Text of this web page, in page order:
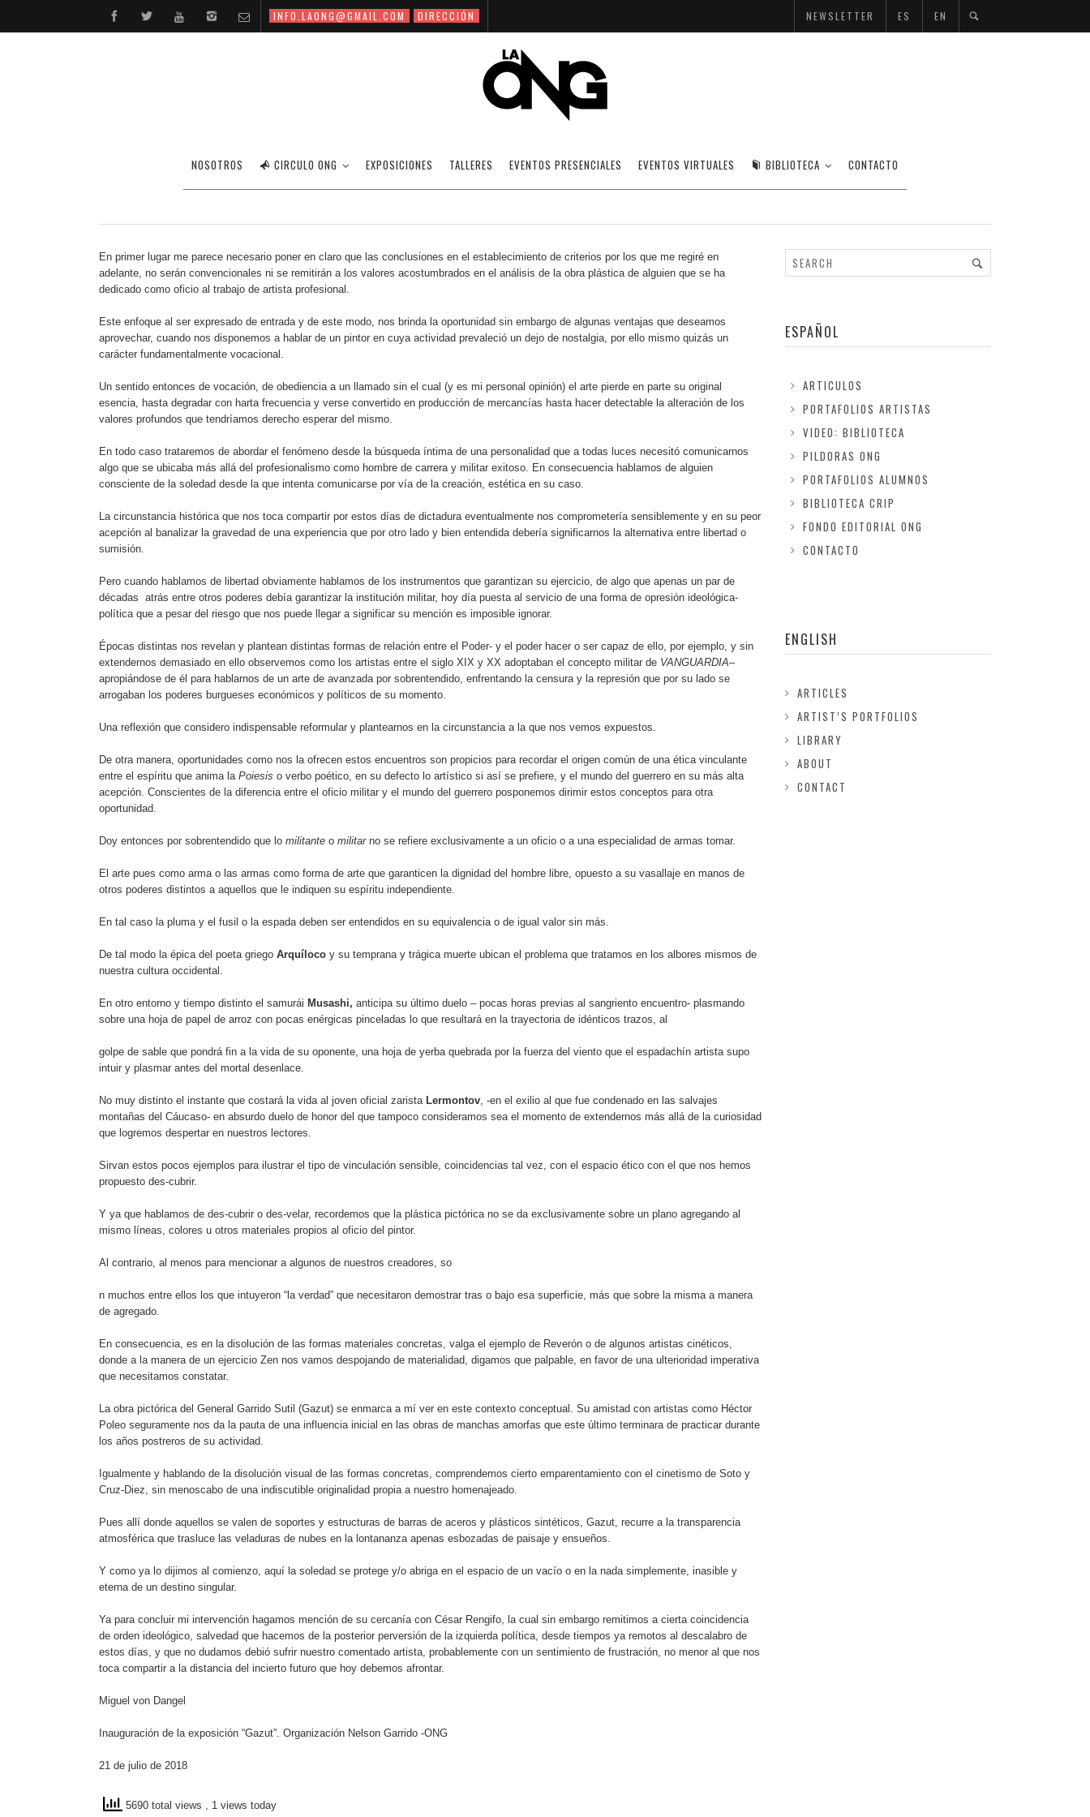
INFO.LAONG@GMAIL.COM DIRECCIÓN NEWSLETTER ES EN
NOSOTROS CIRCULO ONG EXPOSICIONES TALLERES EVENTOS PRESENCIALES EVENTOS VIRTUALES BIBLIOTECA CONTACTO
EL SUBTERFUGIO MÍSTICO TRAS LA CORTINA MILITAR / POR MIGUEL VON DANGEL
03/08/2018 ARTÍCULOS ESPECIALES OFF
En primer lugar me parece necesario poner en claro que las conclusiones en el establecimiento de criterios por los que me regiré en
adelante, no serán convencionales ni se remitirán a los valores acostumbrados en el análisis de la obra plástica de alguien que se ha
dedicado como oficio al trabajo de artista profesional.
Este enfoque al ser expresado de entrada y de este modo, nos brinda la oportunidad sin embargo de algunas ventajas que deseamos
aprovechar, cuando nos disponemos a hablar de un pintor en cuya actividad prevaleció un dejo de nostalgia, por ello mismo quizás un
carácter fundamentalmente vocacional.
Un sentido entonces de vocación, de obediencia a un llamado sin el cual (y es mi personal opinión) el arte pierde en parte su original
esencia, hasta degradar con harta frecuencia y verse convertido en producción de mercancías hasta hacer detectable la alteración de los
valores profundos que tendríamos derecho esperar del mismo.
En todo caso trataremos de abordar el fenómeno desde la búsqueda íntima de una personalidad que a todas luces necesitó comunicarnos
algo que se ubicaba más allá del profesionalismo como hombre de carrera y militar exitoso. En consecuencia hablamos de alguien
consciente de la soledad desde la que intenta comunicarse por vía de la creación, estética en su caso.
La circunstancia histórica que nos toca compartir por estos días de dictadura eventualmente nos comprometería sensiblemente y en su peor
acepción al banalizar la gravedad de una experiencia que por otro lado y bien entendida debería significarnos la alternativa entre libertad o
sumisión.
Pero cuando hablamos de libertad obviamente hablamos de los instrumentos que garantizan su ejercicio, de algo que apenas un par de
décadas atrás entre otros poderes debía garantizar la institución militar, hoy día puesta al servicio de una forma de opresión ideológica-
política que a pesar del riesgo que nos puede llegar a significar su mención es imposible ignorar.
Épocas distintas nos revelan y plantean distintas formas de relación entre el Poder- y el poder hacer o ser capaz de ello, por ejemplo, y sin
extendernos demasiado en ello observemos como los artistas entre el siglo XIX y XX adoptaban el concepto militar de VANGUARDIA–
apropiándose de él para hablarnos de un arte de avanzada por sobrentendido, enfrentando la censura y la represión que por su lado se
arrogaban los poderes burgueses económicos y políticos de su momento.
Una reflexión que considero indispensable reformular y plantearnos en la circunstancia a la que nos vemos expuestos.
De otra manera, oportunidades como nos la ofrecen estos encuentros son propicios para recordar el origen común de una ética vinculante
entre el espíritu que anima laPoiesis o verbo poético, en su defecto lo artístico si así se prefiere, y el mundo del guerrero en su más alta
acepción. Conscientes de la diferencia entre el oficio militar y el mundo del guerrero posponemos dirimir estos conceptos para otra
oportunidad.
Doy entonces por sobrentendido que lo militante o militarno se refiere exclusivamente a un oficio o a una especialidad de armas tomar.
El arte pues como arma o las armas como forma de arte que garanticen la dignidad del hombre libre, opuesto a su vasallaje en manos de
otros poderes distintos a aquellos que le indiquen su espíritu independiente.
En tal caso la pluma y el fusil o la espada deben ser entendidos en su equivalencia o de igual valor sin más.
De tal modo la épica del poeta griego Arquíloco y su temprana y trágica muerte ubican el problema que tratamos en los albores mismos de
nuestra cultura occidental.
En otro entorno y tiempo distinto el samurái Musashi, anticipa su último duelo – pocas horas previas al sangriento encuentro- plasmando
sobre una hoja de papel de arroz con pocas enérgicas pinceladas lo que resultará en la trayectoria de idénticos trazos, al
golpe de sable que pondrá fin a la vida de su oponente, una hoja de yerba quebrada por la fuerza del viento que el espadachín artista supo
intuir y plasmar antes del mortal desenlace.
No muy distinto el instante que costará la vida al joven oficial zarista Lermontov, -en el exilio al que fue condenado en las salvajes
montañas del Cáucaso- en absurdo duelo de honor del que tampoco consideramos sea el momento de extendernos más allá de la curiosidad
que logremos despertar en nuestros lectores.
Sirvan estos pocos ejemplos para ilustrar el tipo de vinculación sensible, coincidencias tal vez, con el espacio ético con el que nos hemos
propuesto des-cubrir.
Y ya que hablamos de des-cubrir o des-velar, recordemos que la plástica pictórica no se da exclusivamente sobre un plano agregando al
mismo líneas, colores u otros materiales propios al oficio del pintor.
Al contrario, al menos para mencionar a algunos de nuestros creadores, so
n muchos entre ellos los que intuyeron “la verdad” que necesitaron demostrar tras o bajo esa superficie, más que sobre la misma a manera
de agregado.
En consecuencia, es en la disolución de las formas materiales concretas, valga el ejemplo de Reverón o de algunos artistas cinéticos,
donde a la manera de un ejercicio Zen nos vamos despojando de materialidad, digamos que palpable, en favor de una ulterioridad imperativa
que necesitamos constatar.
La obra pictórica del General Garrido Sutil (Gazut) se enmarca a mí ver en este contexto conceptual. Su amistad con artistas como Héctor
Poleo seguramente nos da la pauta de una influencia inicial en las obras de manchas amorfas que este último terminara de practicar durante
los años postreros de su actividad.
Igualmente y hablando de la disolución visual de las formas concretas, comprendemos cierto emparentamiento con el cinetismo de Soto y
Cruz-Diez, sin menoscabo de una indiscutible originalidad propia a nuestro homenajeado.
Pues allí donde aquellos se valen de soportes y estructuras de barras de aceros y plásticos sintéticos, Gazut, recurre a la transparencia
atmosférica que trasluce las veladuras de nubes en la lontananza apenas esbozadas de paisaje y ensueños.
Y como ya lo dijimos al comienzo, aquí la soledad se protege y/o abriga en el espacio de un vacío o en la nada simplemente, inasible y
eterna de un destino singular.
Ya para concluir mi intervención hagamos mención de su cercanía con César Rengifo, la cual sin embargo remitimos a cierta coincidencia
de orden ideológico, salvedad que hacemos de la posterior perversión de la izquierda política, desde tiempos ya remotos al descalabro de
estos días, y que no dudamos debió sufrir nuestro comentado artista, probablemente con un sentimiento de frustración, no menor al que nos
toca compartir a la distancia del incierto futuro que hoy debemos afrontar.
Miguel von Dangel
Inauguración de la exposición “Gazut”. Organización Nelson Garrido -ONG
21 de julio de 2018
5690 total views , 1 views today
ESPAÑOL
ARTICULOS
PORTAFOLIOS ARTISTAS
VIDEO: BIBLIOTECA
PILDORAS ONG
PORTAFOLIOS ALUMNOS
BIBLIOTECA CRIP
FONDO EDITORIAL ONG
CONTACTO
ENGLISH
ARTICLES
ARTIST’S PORTFOLIOS
LIBRARY
ABOUT
CONTACT